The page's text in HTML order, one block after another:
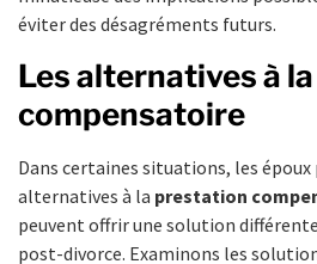
éviter des désagréments futurs.
Les alternatives à
compensatoire
Dans certaines situations, les époux
alternatives à la prestation
peuvent offrir une solution
post-divorce. Examinons les